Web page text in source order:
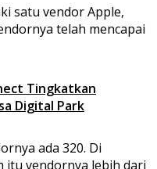
satu vendor Apple,
telah mencapai
Tingkatkan
Digital Park
ada 320. Di
itu vendornya lebih dari